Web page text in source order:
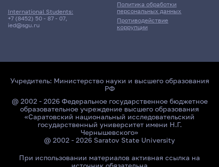
International Students:
+7 (8452) 50 - 87 - 07,
ied@sgu.ru
Политика обработки
персональных данных
Противодействие
коррупции
Учредитель: Министерство науки и высшего образования
РФ
@ 2002 - 2026 Федеральное государственное бюджетное
образовательное учреждение высшего образования
«Саратовский национальный исследовательский
государственный университет имени Н.Г.
Чернышевского»
@ 2002 - 2026 Saratov State University
При использовании материалов активная ссылка на
источник обязательна